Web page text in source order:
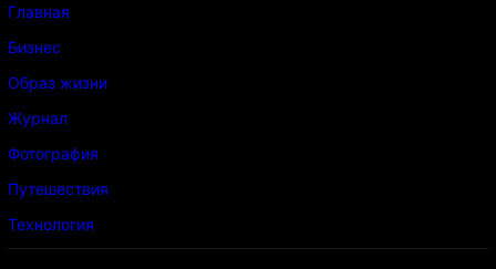
Главная
Бизнес
Образ жизни
Журнал
Фотография
Путешествия
Технология